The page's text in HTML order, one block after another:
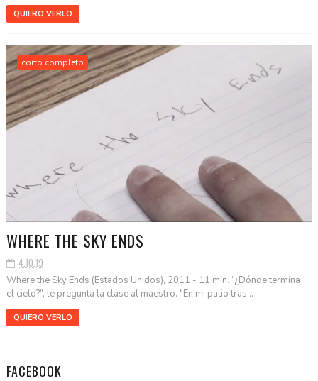
QUIERO VERLO
corto completo
WHERE THE SKY ENDS
4.10.19
Where the Sky Ends (Estados Unidos), 2011 - 11 min. “¿Dónde termina
el cielo?”, le pregunta la clase al maestro. "En mi patio tras...
QUIERO VERLO
FACEBOOK